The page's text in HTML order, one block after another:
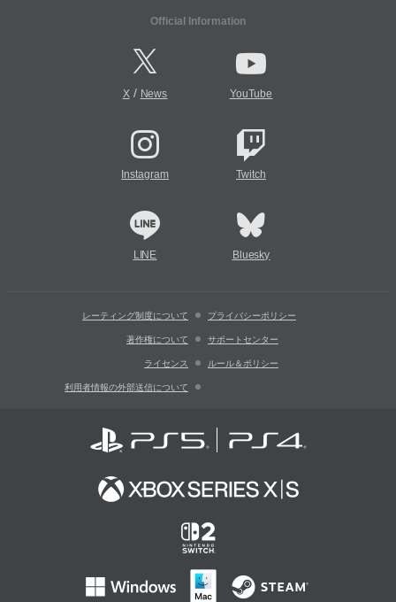
Official Information
X/ News YouTube
Instagram Twitch
LINE Bluesky
レーティング制度について プライバシーポリシー
著作権について サポートセンター
ライセンス ルール＆ポリシー
利用者情報の外部送信について